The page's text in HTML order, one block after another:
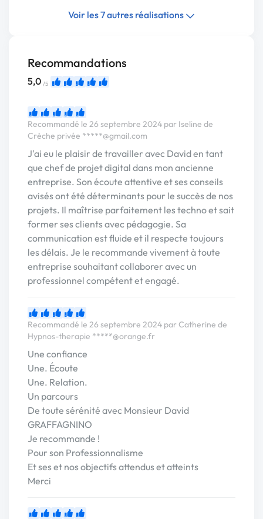
Voir les 7 autres réalisations
Recommandations
5,0 /5
Recommandé le 26 septembre 2024 par Iseline de
Crèche privée *****@gmail.com
J'ai eu le plaisir de travailler avec David en tant
que chef de projet digital dans mon ancienne
entreprise. Son écoute attentive et ses conseils
avisés ont été déterminants pour le succès de nos
projets. Il maîtrise parfaitement les techno et sait
former ses clients avec pédagogie. Sa
communication est fluide et il respecte toujours
les délais. Je le recommande vivement à toute
entreprise souhaitant collaborer avec un
professionnel compétent et engagé.
Recommandé le 26 septembre 2024 par Catherine de
Hypnos-therapie *****@orange.fr
Une confiance
Une. Écoute
Une. Relation.
Un parcours
De toute sérénité avec Monsieur David
GRAFFAGNINO
Je recommande !
Pour son Professionnalisme
Et ses et nos objectifs attendus et atteints
Merci